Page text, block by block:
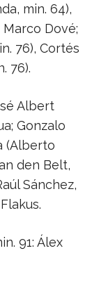
min. 64),
Marco Dové;
76), Cortés
76).
Albert
Gonzalo
(Alberto
den Belt,
Sánchez,
91: Álex